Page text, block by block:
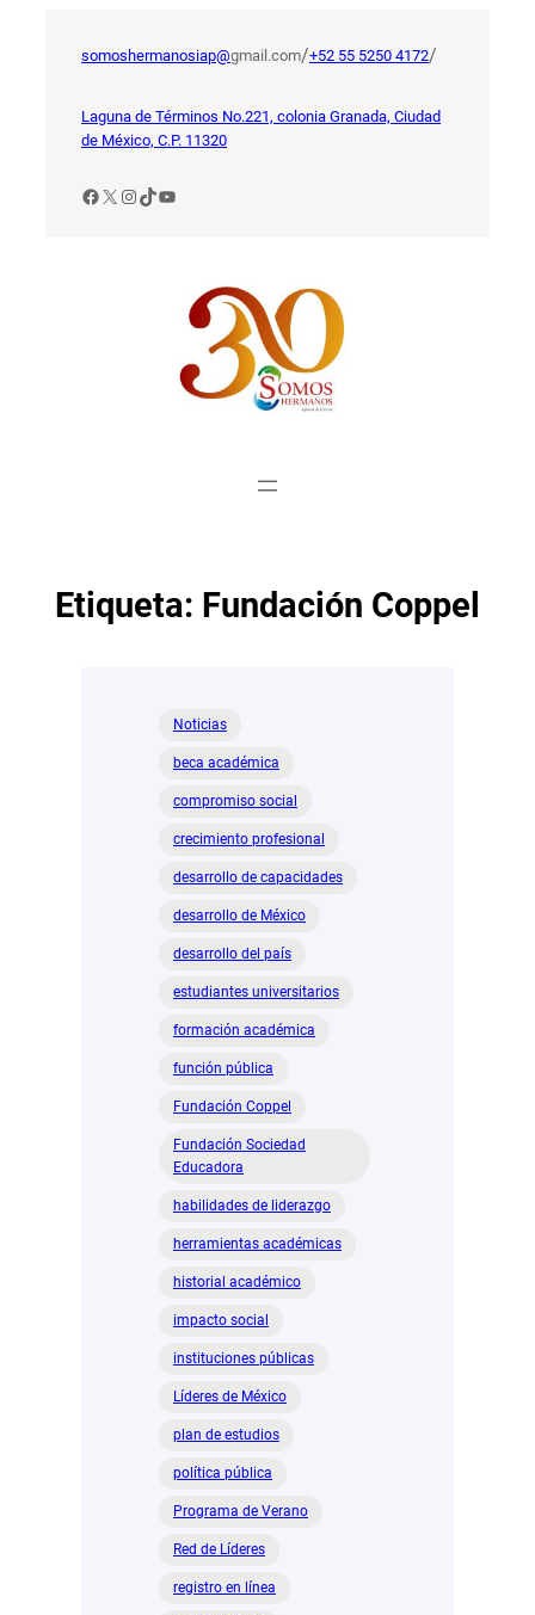
somoshermanosiap@gmail.com/+52 55 5250 4172/
Laguna de Términos No.221, colonia Granada, Ciudad
de México, C.P. 11320
Facebook
X Instagram
TikTok
YouTube
Etiqueta: Fundación Coppel
Noticias
beca académica
compromiso social
crecimiento profesional
desarrollo de capacidades
desarrollo de México
desarrollo del país
estudiantes universitarios
formación académica
función pública
Fundación Coppel
Fundación Sociedad
Educadora
habilidades de liderazgo
herramientas académicas
historial académico
impacto social
instituciones públicas
Líderes de México
plan de estudios
política pública
Programa de Verano
Red de Líderes
registro en línea